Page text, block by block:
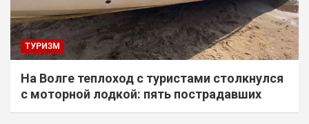
ТУРИЗМ
На Волге теплоход с туристами столкнулся
с моторной лодкой: пять пострадавших